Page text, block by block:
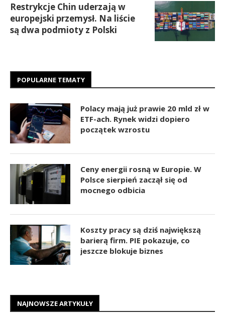
Restrykcje Chin uderzają w
europejski przemysł. Na liście
są dwa podmioty z Polski
POPULARNE TEMATY
Polacy mają już prawie 20 mld zł w
ETF-ach. Rynek widzi dopiero
początek wzrostu
Ceny energii rosną w Europie. W
Polsce sierpień zaczął się od
mocnego odbicia
Koszty pracy są dziś największą
barierą firm. PIE pokazuje, co
jeszcze blokuje biznes
NAJNOWSZE ARTYKUŁY